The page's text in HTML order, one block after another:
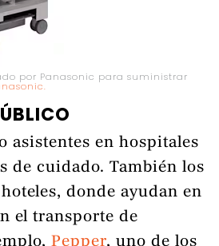
por Panasonic para suministrar
asistentes en hospitales
de cuidado. También los
donde ayudan en
el transporte de
Pepper, uno de los